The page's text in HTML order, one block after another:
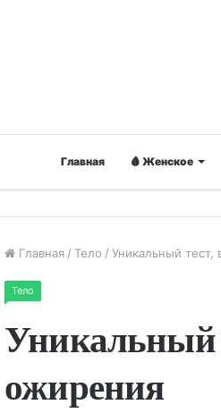
Главная 🩸 Женское
Главная / Тело / Уникальный
Тело
ожирения